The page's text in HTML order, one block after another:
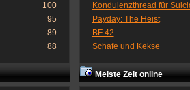
100
95
89
88
Kondulenzthread für
Payday: The Heist
BF 42
Schafe und Kekse
Meiste Zeit online